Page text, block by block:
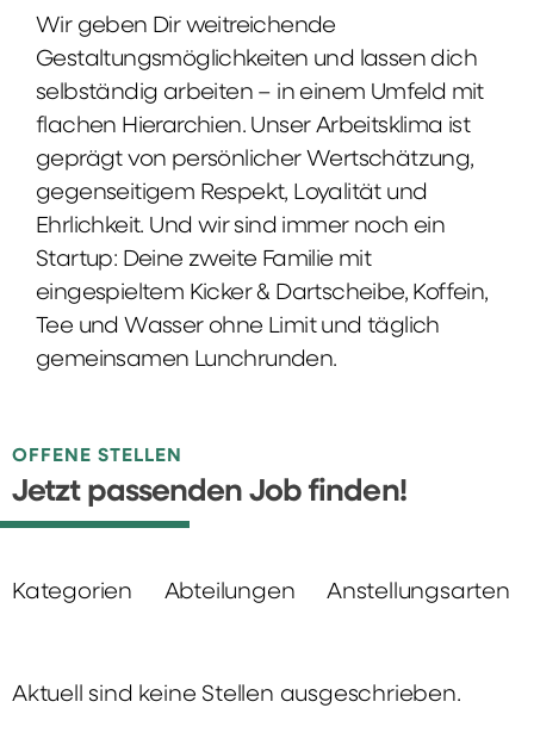
Wir geben Dir weitreichende
Gestaltungsmöglichkeiten und lassen dich
selbständig arbeiten – in einem Umfeld mit
flachen Hierarchien. Unser Arbeitsklima ist
geprägt von persönlicher Wertschätzung,
gegenseitigem Respekt, Loyalität und
Ehrlichkeit. Und wir sind immer noch ein
Startup: Deine zweite Familie mit
eingespieltem Kicker & Dartscheibe, Koffein,
Tee und Wasser ohne Limit und täglich
gemeinsamen Lunchrunden.
OFFENE STELLEN
Jetzt passenden Job finden!
Kategorien Abteilungen Anstellungsarten
Aktuell sind keine Stellen ausgeschrieben.